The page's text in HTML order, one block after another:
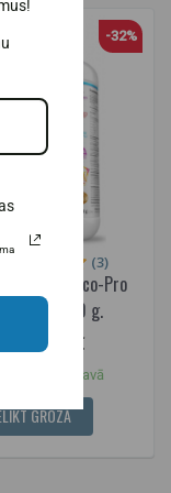
-32%
Reco-Pro
1000 g.
(3)
26,99€
noliktavā
GROZĀ